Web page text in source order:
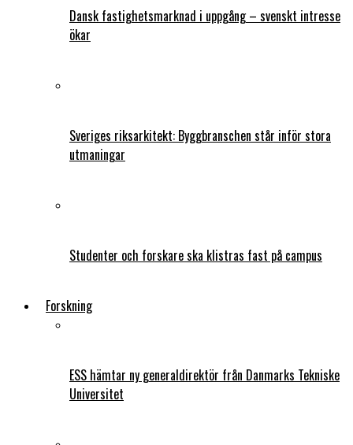
Dansk fastighetsmarknad i uppgång – svenskt intresse
ökar
Sveriges riksarkitekt: Byggbranschen står inför stora
utmaningar
Studenter och forskare ska klistras fast på campus
Forskning
ESS hämtar ny generaldirektör från Danmarks Tekniske
Universitet